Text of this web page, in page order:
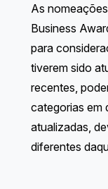
As
Business
para
tiverem sido
recentes,
categorias em
atualizadas,
diferentes